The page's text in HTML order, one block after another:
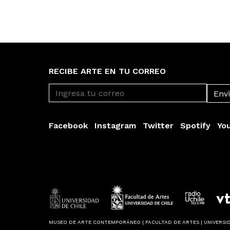
RECIBE ARTE EN TU CORREO
Facebook Instagram Twitter Spotify
MUSEO DE ARTE CONTEMPORÁNEO | FACULTAD DE ARTES |